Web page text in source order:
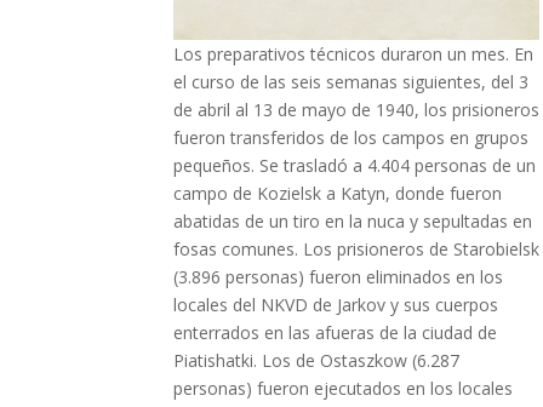
Los preparativos técnicos duraron un mes. En
el curso de las seis semanas siguientes, del 3
de abril al 13 de mayo de 1940, los prisioneros
fueron transferidos de los campos en grupos
pequeños. Se trasladó a 4.404 personas de un
campo de Kozielsk a Katyn, donde fueron
abatidas de un tiro en la nuca y sepultadas en
fosas comunes. Los prisioneros de Starobielsk
(3.896 personas) fueron eliminados en los
locales del NKVD de Jarkov y sus cuerpos
enterrados en las afueras de la ciudad de
Piatishatki. Los de Ostaszkow (6.287
personas) fueron ejecutados en los locales